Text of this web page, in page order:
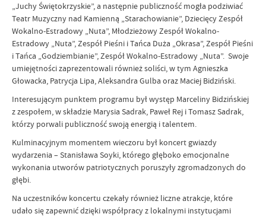
„Juchy Świętokrzyskie”, a następnie publiczność mogła podziwiać
Teatr Muzyczny nad Kamienną „Starachowianie”, Dziecięcy Zespół
Wokalno-Estradowy „Nuta”, Młodzieżowy Zespół Wokalno-
Estradowy „Nuta”, Zespół Pieśni i Tańca Duża „Okrasa”, Zespół Pieśni
i Tańca „Godziembianie”, Zespół Wokalno-Estradowy „Nuta”. Swoje
umiejętności zaprezentowali również soliści, w tym Agnieszka
Głowacka, Patrycja Lipa, Aleksandra Gulba oraz Maciej Bidziński.
Interesującym punktem programu był występ Marceliny Bidzińskiej
z zespołem, w składzie Marysia Sadrak, Paweł Rej i Tomasz Sadrak,
którzy porwali publiczność swoją energią i talentem.
Kulminacyjnym momentem wieczoru był koncert gwiazdy
wydarzenia – Stanisława Soyki, którego głęboko emocjonalne
wykonania utworów patriotycznych poruszyły zgromadzonych do
głębi.
Na uczestników koncertu czekały również liczne atrakcje, które
udało się zapewnić dzięki współpracy z lokalnymi instytucjami